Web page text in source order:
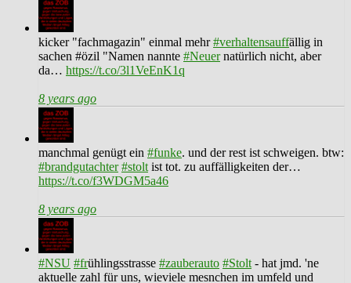
kicker "fachmagazin" einmal mehr#verhaltensauffällig in
sachen #özil "Namen nannte #Neuernatürlich nicht, aber
da… https://t.co/3l1VeEnK1q
8 years ago
manchmal genügt ein #funke. und der rest ist schweigen. btw:
#brandgutachter #stolt ist tot. zu auffälligkeiten der…
https://t.co/f3WDGM5a46
8 years ago
#NSU #frühlingsstrasse #zauberauto #Stolt - hat jmd. 'ne
aktuelle zahl für uns, wieviele mesnchen im umfeld und